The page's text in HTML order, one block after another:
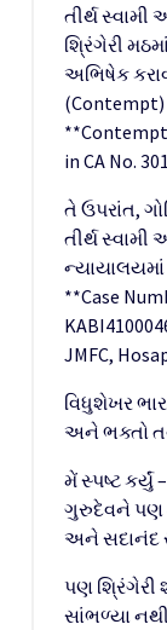
તીર્થ
શ્રિંગેરી
અભિષેક
**Contempt
in CA No.
તે ઉપરાંત,
તીર્થ
ન્યાયાલયમાં
**Case
JMFC,
વિધુશેખર
અને ભક્તો
મેં સ્પષ્ટ
ગુરુદેવને પણ
અને સદાનંદ
પણ શ્રિંગેરી
સાંભળ્યા